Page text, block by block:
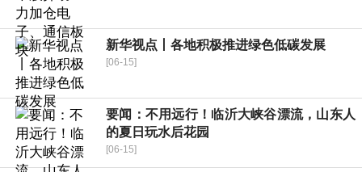
新华视点丨各地积极推进绿色低碳发展
[06-15]
要闻：不用远行！临沂大峡谷漂流，山东人
的夏日玩水后花园
[06-15]